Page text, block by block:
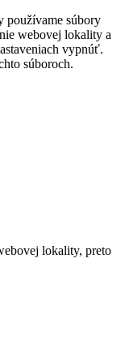
používame súbory
webovej lokality a
vypnúť.
súboroch.
lokality, preto